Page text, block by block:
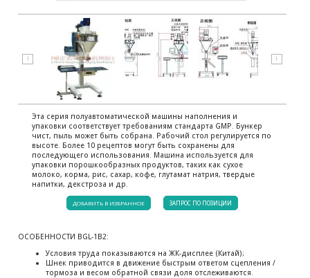
Эта серия полуавтоматической машины наполнения и
упаковки соответствует требованиям стандарта GMP. Бункер
чист, пыль может быть собрана. Рабочий стол регулируется по
высоте. Более 10 рецептов могут быть сохранены для
последующего использования. Машина используется для
упаковки порошкообразных продуктов, таких как сухое
молоко, корма, рис, сахар, кофе, глутамат натрия, твердые
напитки, декстроза и др.
ДОБАВИТЬ В ИЗБРАННОЕ ЗАПРОС ПО ПОЗИЦИИ
ОСОБЕННОСТИ BGL-1B2:
Условия труда показываются на ЖК-дисплее (Китай);
Шнек приводится в движение быстрым ответом сцепления /
тормоза и весом обратной связи доля отслеживаются.